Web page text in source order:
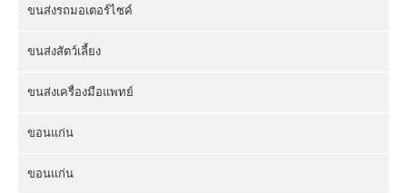
ขนส่งรถมอเตอร์ไซค์
ขนส่งสัตว์เลี้ยง
ขนส่งเครื่องมือแพทย์
ขอนแก่น
ขอนแก่น